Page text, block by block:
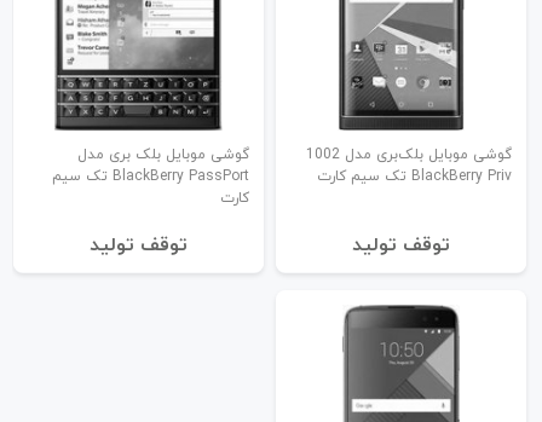
گوشی موبایل بلک‌بری مدل ‌1002
BlackBerry Priv تک سیم کارت
توقف تولید
گوشی موبایل بلک بری مدل
BlackBerry PassPort تک سیم
کارت
توقف تولید